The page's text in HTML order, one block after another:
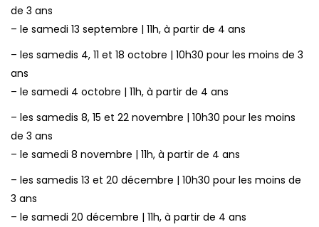
de 3 ans
– le samedi 13 septembre | 11h, à partir de 4 ans
– les samedis 4, 11 et 18 octobre | 10h30 pour les moins de 3
ans
– le samedi 4 octobre | 11h, à partir de 4 ans
– les samedis 8, 15 et 22 novembre | 10h30 pour les moins
de 3 ans
– le samedi 8 novembre | 11h, à partir de 4 ans
– les samedis 13 et 20 décembre | 10h30 pour les moins de
3 ans
– le samedi 20 décembre | 11h, à partir de 4 ans